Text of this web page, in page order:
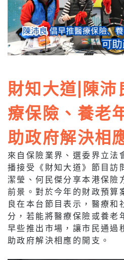
財知大道|陳沛
療保險、養老
助政府解決相
來自保險業界、選委界立法
播接受《財知大道》節目訪
潔瑩、何民傑分享本港保險
前景。對於今年的財政預算
良在本台節目表示，醫療和
分，若能將醫療保險或養老
早些推出市場，讓市民通過
助政府解決相應的開支。